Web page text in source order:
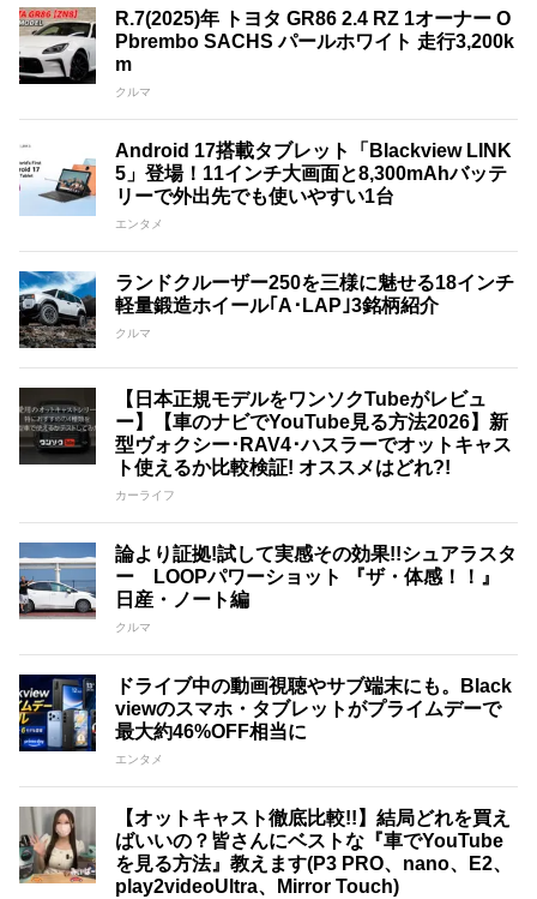
R.7(2025)年 トヨタ GR86 2.4 RZ 1オーナー O
Pbrembo SACHS パールホワイト 走行3,200k
m
クルマ
Android 17搭載タブレット「Blackview LINK
5」登場！11インチ大画面と8,300mAhバッテ
リーで外出先でも使いやすい1台
エンタメ
ランドクルーザー250を三様に魅せる18インチ
軽量鍛造ホイール｢A･LAP｣3銘柄紹介
クルマ
【日本正規モデルをワンソクTubeがレビュ
ー】【車のナビでYouTube見る方法2026】新
型ヴォクシー･RAV4･ハスラーでオットキャス
ト使えるか比較検証! オススメはどれ?!
カーライフ
論より証拠!試して実感その効果!!シュアラスタ
ー LOOPパワーショット 『ザ・体感！！』
日産・ノート編
クルマ
ドライブ中の動画視聴やサブ端末にも。Black
viewのスマホ・タブレットがプライムデーで
最大約46%OFF相当に
エンタメ
【オットキャスト徹底比較!!】結局どれを買え
ばいいの？皆さんにベストな『車でYouTube
を見る方法』教えます(P3 PRO、nano、E2、
play2videoUltra、Mirror Touch)